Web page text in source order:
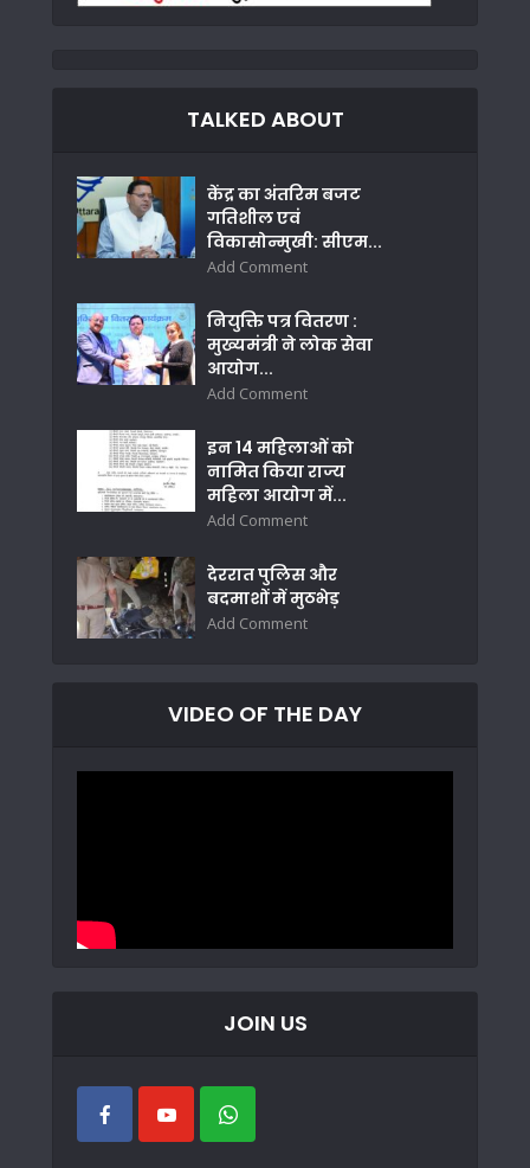
TALKED ABOUT
केंद्र का अंतरिम बजट
गतिशील एवं
विकासोन्मुखी: सीएम...
Add Comment
नियुक्ति पत्र वितरण :
मुख्यमंत्री ने लोक सेवा
आयोग...
Add Comment
इन 14 महिलाओं को
नामित किया राज्य
महिला आयोग में...
Add Comment
देररात पुलिस और
बदमाशों में मुठभेड़
Add Comment
VIDEO OF THE DAY
JOIN US